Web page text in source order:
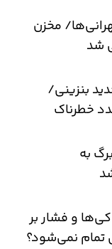
مخزن
شد
بنزینی/
خطرناک
به
و فشار بر
تمام نمی‌شود؟